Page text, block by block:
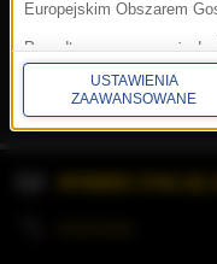
Europejskim Obszarem
Ponadto masz prawo
ograniczenia
Prezesa Urzędu Ochrony
znajdziesz informacje jak
informacje na temat
USTAWIENIA
ZAAWANSOWANE